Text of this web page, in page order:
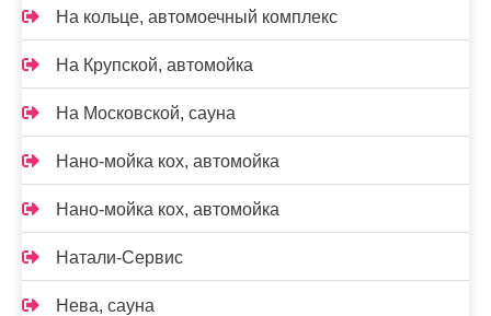
На кольце, автомоечный комплекс
На Крупской, автомойка
На Московской, сауна
Нано-мойка кох, автомойка
Нано-мойка кох, автомойка
Натали-Сервис
Нева, сауна